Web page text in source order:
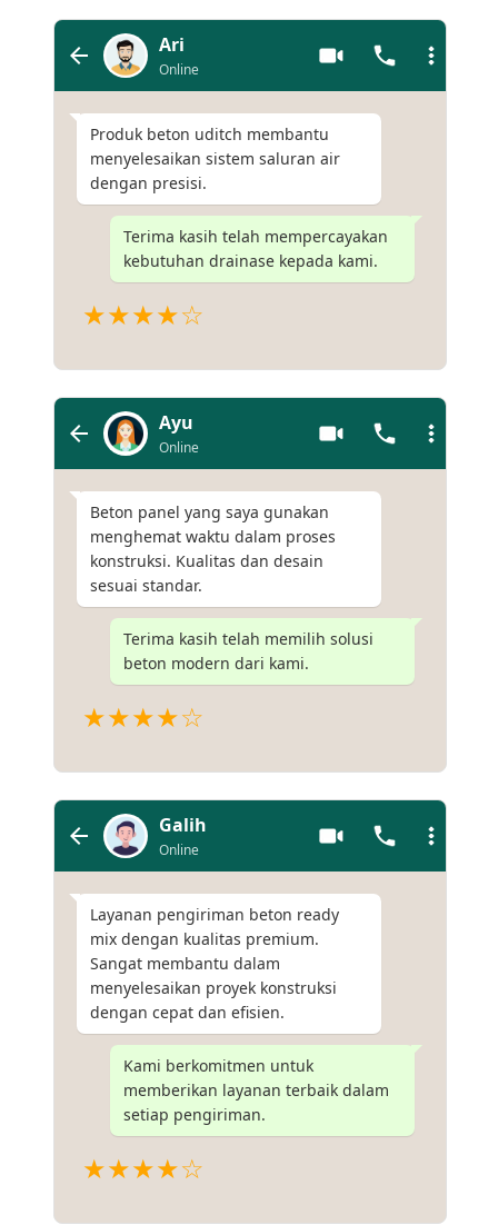
Ari
Online
Produk beton uditch membantu
menyelesaikan sistem saluran air
dengan presisi.
Terima kasih telah mempercayakan
kebutuhan drainase kepada kami.
★★★★☆
Ayu
Online
Beton panel yang saya gunakan
menghemat waktu dalam proses
konstruksi. Kualitas dan desain
sesuai standar.
Terima kasih telah memilih solusi
beton modern dari kami.
★★★★☆
Galih
Online
Layanan pengiriman beton ready
mix dengan kualitas premium.
Sangat membantu dalam
menyelesaikan proyek konstruksi
dengan cepat dan efisien.
Kami berkomitmen untuk
memberikan layanan terbaik dalam
setiap pengiriman.
★★★★☆